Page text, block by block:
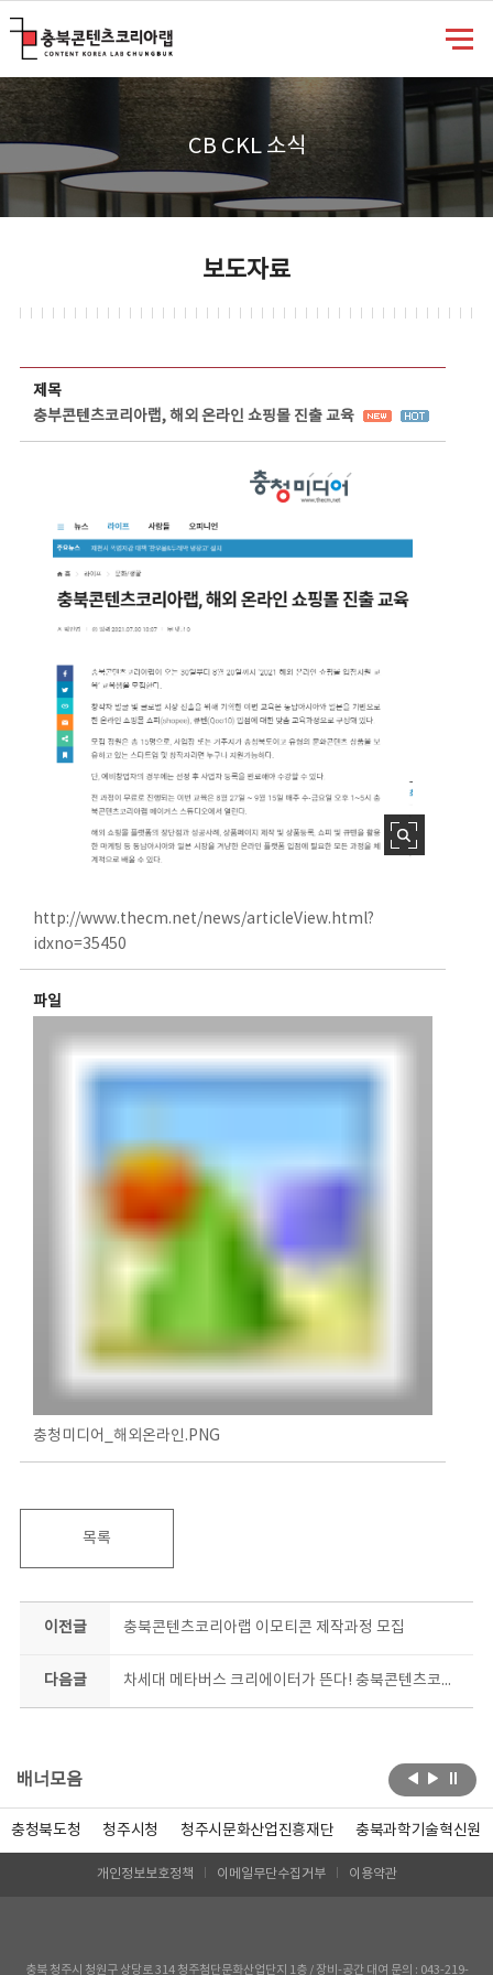
CB CKL 소식
보도자료
제목
충부콘텐츠코리아랩, 해외 온라인 쇼핑몰 진출 교육
http://www.thecm.net/news/articleView.html?
idxno=35450
파일
충청미디어_해외온라인.PNG
목록
이전글 충북콘텐츠코리아랩 이모티콘 제작과정 모집
다음글 차세대 메타버스 크리에이터가 뜬다! 충북콘텐츠코리아랩 메타버스 크리에이터 대모집
배너모음
충청북도청 청주시청 청주시문화산업진흥재단 충북과학기술혁신원
개인정보보호정책 이메일무단수집거부 이용약관
충북 청주시 청원구 상당로 314 청주첨단문화산업단지 1층 / 장비-공간 대여 문의 : 043-219-